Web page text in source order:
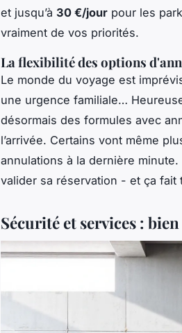
et jusqu’à 30 €/jour pour les
vraiment de vos priorités.
La flexibilité des options
Le monde du voyage est
une urgence familiale…
désormais des formules avec
l’arrivée. Certains vont même
annulations à la dernière
valider sa réservation - et ça
Sécurité et services :